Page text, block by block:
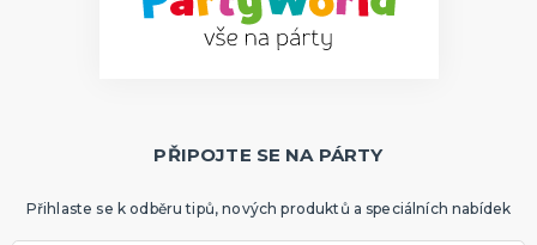
PŘIPOJTE SE NA PÁRTY
Přihlaste se k odběru tipů, nových produktů a speciálních nabídek